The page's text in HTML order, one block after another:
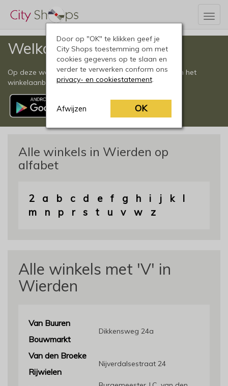
Welkom
Op deze website vindt u een compleet overzicht van het
winkelaanbod in Wierden en omgeving.
Alle winkels in Wierden op
alfabet
2 a b c d e f g h i j k
l
m
n p r s t u v w z
Alle winkels met 'V' in
Wierden
Van Buuren
Bouwmarkt
Dikkensweg 24a
Van den Broeke
Rijwielen
Nijverdalsestraat 24
Door op "OK" te klikken geef je
City Shops toestemming om met
cookies gegevens op te slaan en
verder te verwerken conform ons
privacy- en cookiestatement.
Afwijzen OK